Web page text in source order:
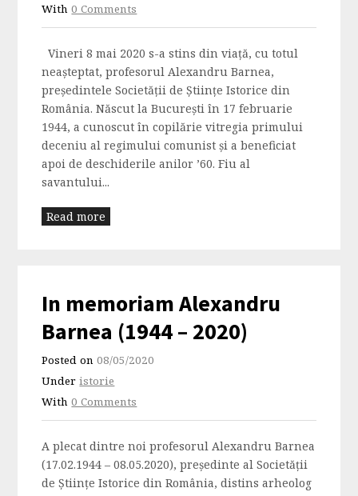
With0 Comments
Vineri 8 mai 2020 s-a stins din viață, cu totul
neașteptat, profesorul Alexandru Barnea,
președintele Societății de Științe Istorice din
România. Născut la Bucureşti în 17 februarie
1944, a cunoscut în copilărie vitregia primului
deceniu al regimului comunist și a beneficiat
apoi de deschiderile anilor ’60. Fiu al
savantului...
Read more
In memoriam Alexandru
Barnea (1944 – 2020)
Posted on08/05/2020
Underistorie
With0 Comments
A plecat dintre noi profesorul Alexandru Barnea
(17.02.1944 – 08.05.2020), președinte al Societății
de Științe Istorice din România, distins arheolog